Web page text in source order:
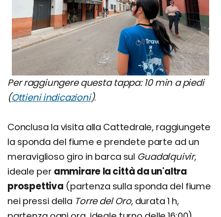
Per raggiungere questa tappa: 10 min a piedi
(Ottieni indicazioni).
Conclusa la visita alla Cattedrale, raggiungete
la sponda del fiume e prendete parte ad un
meraviglioso giro in barca sul Guadalquivir,
ideale per ammirare la città da un'altra
prospettiva (partenza sulla sponda del fiume
nei pressi della Torre del Oro, durata 1 h,